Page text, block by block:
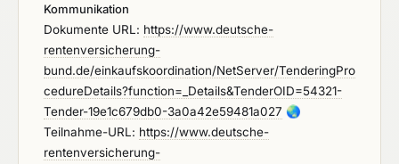
Kommunikation
Dokumente URL: https://www.deutsche-
rentenversicherung-
bund.de/einkaufskoordination/NetServer/TenderingPro
cedureDetails?function=_Details&TenderOID=54321-
Tender-19e1c679db0-3a0a42e59481a027 🌏
Teilnahme-URL: https://www.deutsche-
rentenversicherung-